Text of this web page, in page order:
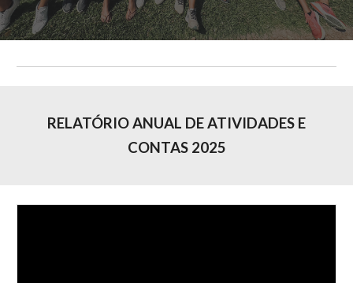
RELATÓRIO ANUAL DE ATIVIDADES E
CONTAS 2025